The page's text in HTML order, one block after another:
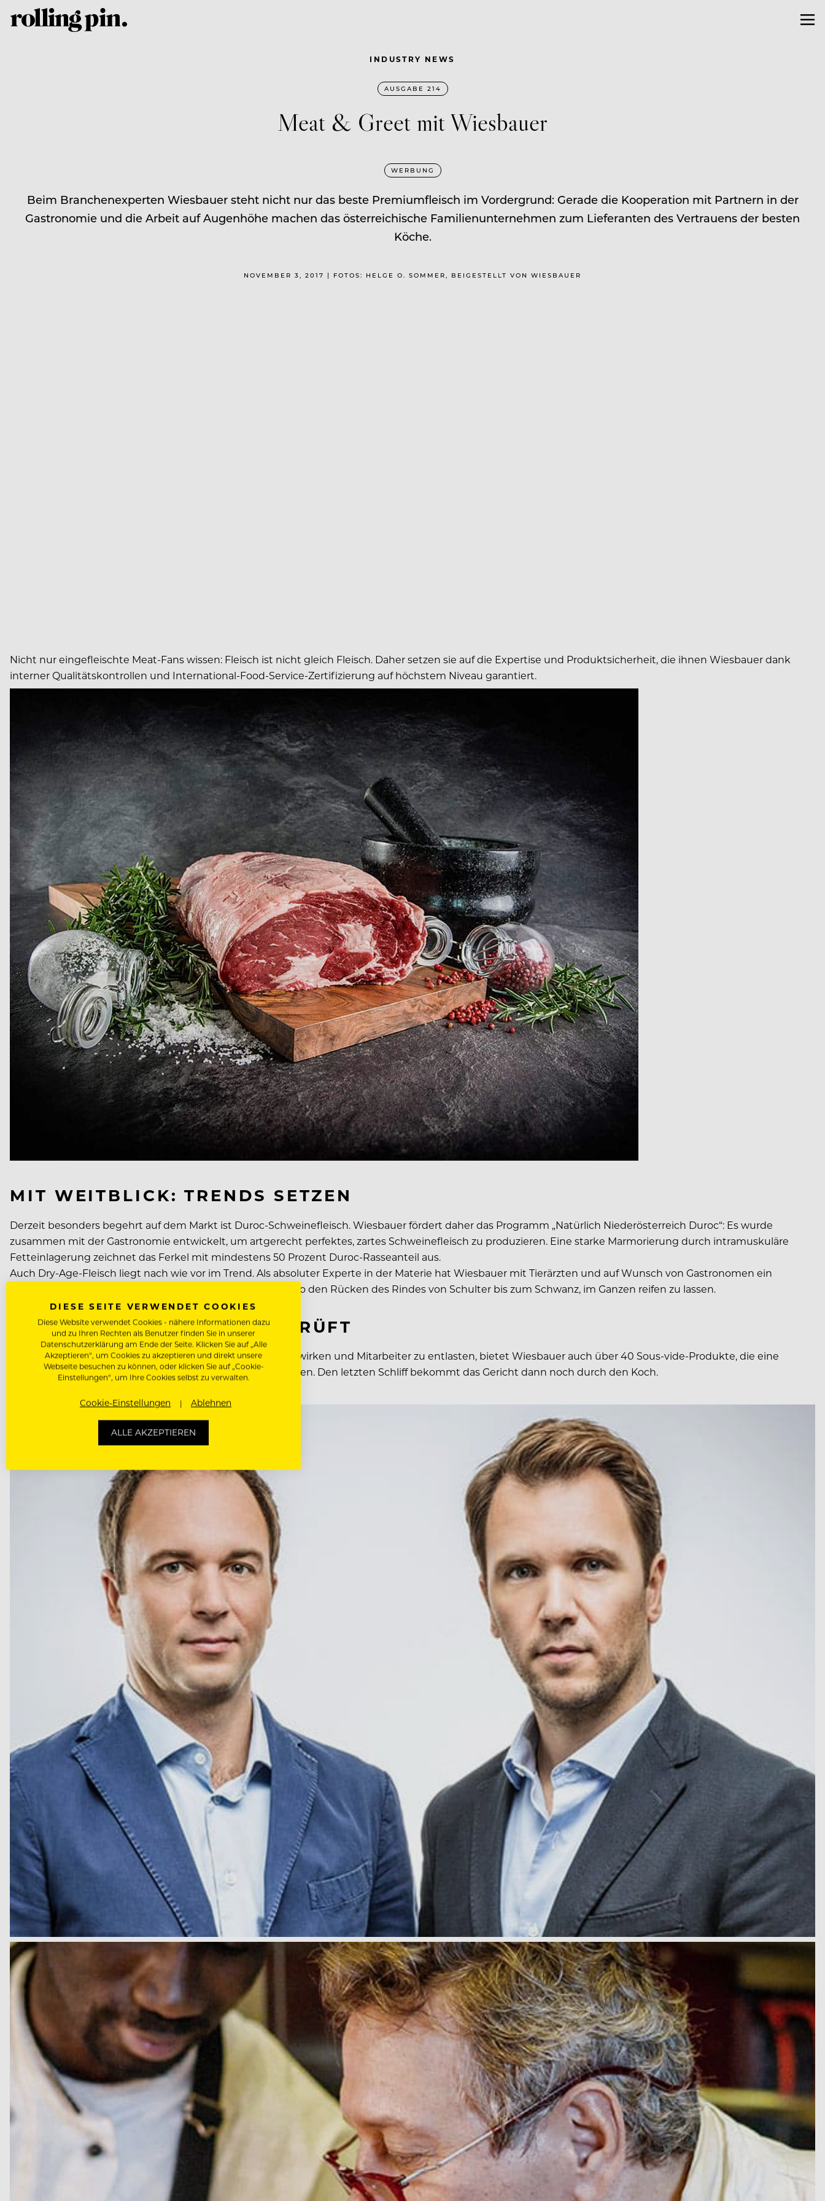
INDUSTRY NEWS
AUSGABE 214
Meat & Greet mit Wiesbauer
WERBUNG
Beim Branchenexperten Wiesbauer steht nicht nur das beste Premiumfleisch im Vordergrund: Gerade die Kooperation mit Partnern in der
Gastronomie und die Arbeit auf Augenhöhe machen das österreichische Familienunternehmen zum Lieferanten des Vertrauens der besten
Köche.
NOVEMBER 3, 2017 | FOTOS: HELGE O. SOMMER, BEIGESTELLT VON WIESBAUER
Nicht nur eingefleischte Meat-Fans wissen: Fleisch ist nicht gleich Fleisch. Daher setzen sie auf die Expertise und Produktsicherheit, die ihnen Wiesbauer dank
interner Qualitätskontrollen und International-Food-Service-Zertifizierung auf höchstem Niveau garantiert.
MIT WEITBLICK: TRENDS SETZEN
Derzeit besonders begehrt auf dem Markt ist Duroc-Schweinefleisch. Wiesbauer fördert daher das Programm „Natürlich Niederösterreich Duroc“: Es wurde
zusammen mit der Gastronomie entwickelt, um artgerecht perfektes, zartes Schweinefleisch zu produzieren. Eine starke Marmorierung durch intramuskuläre
Fetteinlagerung zeichnet das Ferkel mit mindestens 50 Prozent Duroc-Rasseanteil aus.
Auch Dry-Age-Fleisch liegt nach wie vor im Trend. Als absoluter Experte in der Materie hat Wiesbauer mit Tierärzten und auf Wunsch von Gastronomen ein
besonderes Verfahren entwickelt, um den „Englischen“, also den Rücken des Rindes von Schulter bis zum Schwanz, im Ganzen reifen zu lassen.
AUF HERZ UND NIEREN GEPRÜFT
Um dem Personalmangel in der Gastronomie entgegenzuwirken und Mitarbeiter zu entlasten, bietet Wiesbauer auch über 40 Sous-vide-Produkte, die eine
schnelle Zubereitung unter besten Konditionen ermöglichen. Den letzten Schliff bekommt das Gericht dann noch durch den Koch.
DIESE SEITE VERWENDET COOKIES
Diese Website verwendet Cookies - nähere Informationen dazu
und zu Ihren Rechten als Benutzer finden Sie in unserer
Datenschutzerklärung am Ende der Seite. Klicken Sie auf „Alle
Akzeptieren“, um Cookies zu akzeptieren und direkt unsere
Webseite besuchen zu können, oder klicken Sie auf „Cookie-
Einstellungen“, um Ihre Cookies selbst zu verwalten.
Cookie-Einstellungen Ablehnen
ALLE AKZEPTIEREN